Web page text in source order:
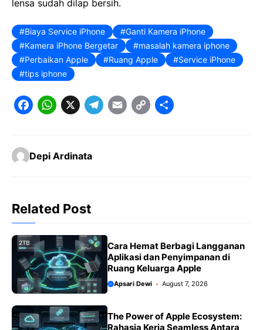
lensa sudah dilap bersih.
Biaya Service iPhone
Ganti Kamera iPhone
Kamera iPhone Bergetar
masalah kamera iphone
Perbaikan Apple
Ruang Apple
Service iPhone
tips iphone
F
c
e
o
o
k
W
t
A
p
p
X T
e
r
a
m
E C
k
S
Depi Ardinata
Related Post
Cara Hemat Berbagi Langganan
Aplikasi dan Penyimpanan di
Ruang Keluarga Apple
Apsari Dewi August 7, 2026
The Power of Apple Ecosystem:
Rahasia Kerja Seamless Antara